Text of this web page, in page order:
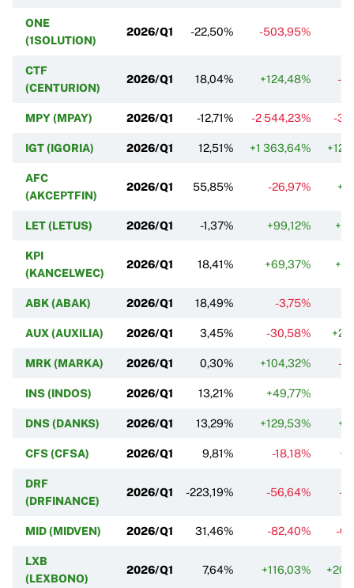
ONE
(1SOLUTION)
2026/Q1 -22,50% -503,95%
CTF
(CENTURION)
2026/Q1 18,04% +124,48% -
MPY (MPAY) 2026/Q1 -12,71% -2 544,23% -
IGT (IGORIA) 2026/Q1 12,51% +1 363,64%
AFC
(AKCEPTFIN)
2026/Q1 55,85% -26,97%
LET (LETUS) 2026/Q1 -1,37% +99,12%
KPI
(KANCELWEC)
2026/Q1 18,41% +69,37%
ABK (ABAK) 2026/Q1 18,49% -3,75%
AUX (AUXILIA) 2026/Q1 3,45% -30,58%
MRK (MARKA) 2026/Q1 0,30% +104,32% -
INS (INDOS) 2026/Q1 13,21% +49,77%
DNS (DANKS) 2026/Q1 13,29% +129,53%
CFS (CFSA) 2026/Q1 9,81% -18,18%
DRF
(DRFINANCE)
2026/Q1 -223,19% -56,64% -
MID (MIDVEN) 2026/Q1 31,46% -82,40% -
LXB
(LEXBONO)
2026/Q1 7,64% +116,03%